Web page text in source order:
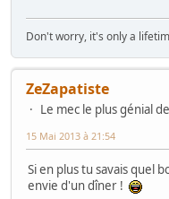
Don't worry, it's only a
ZeZapatiste
Le mec le plus génial
15 Mai 2013 à 21:54
Si en plus tu savais quel
envie d'un dîner !